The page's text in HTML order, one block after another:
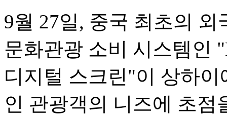
9월 27일, 중국 최초의
문화관광 소비 시스템인
디지털 스크린"이 상하
인 관광객의 니즈에 초